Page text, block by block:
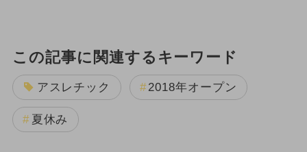
この記事に関連するキーワード
アスレチック 2018年オープン
夏休み